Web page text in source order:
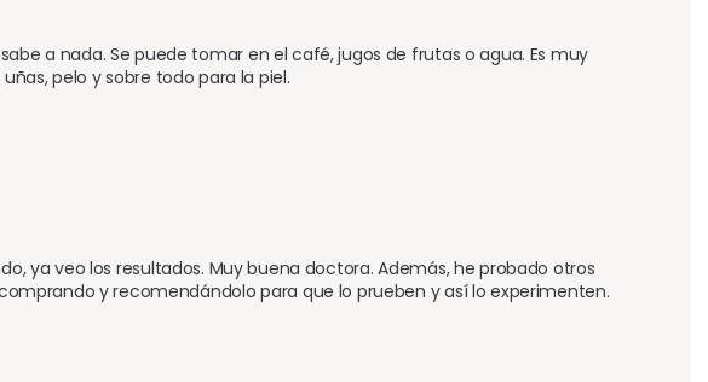
a nada. Se puede tomar en el café, jugos de frutas o agua. Es muy
pelo y sobre todo para la piel.
ya veo los resultados. Muy buena doctora. Además, he probado otros
y recomendándolo para que lo prueben y así lo experimenten.